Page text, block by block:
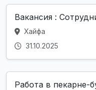
Вакансия :
Хайфа
31.10.2025
Работа в